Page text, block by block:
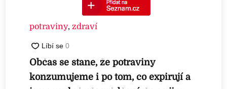
potraviny, zdraví
Občas se stane, že potraviny
konzumujeme i po tom, co expirují a